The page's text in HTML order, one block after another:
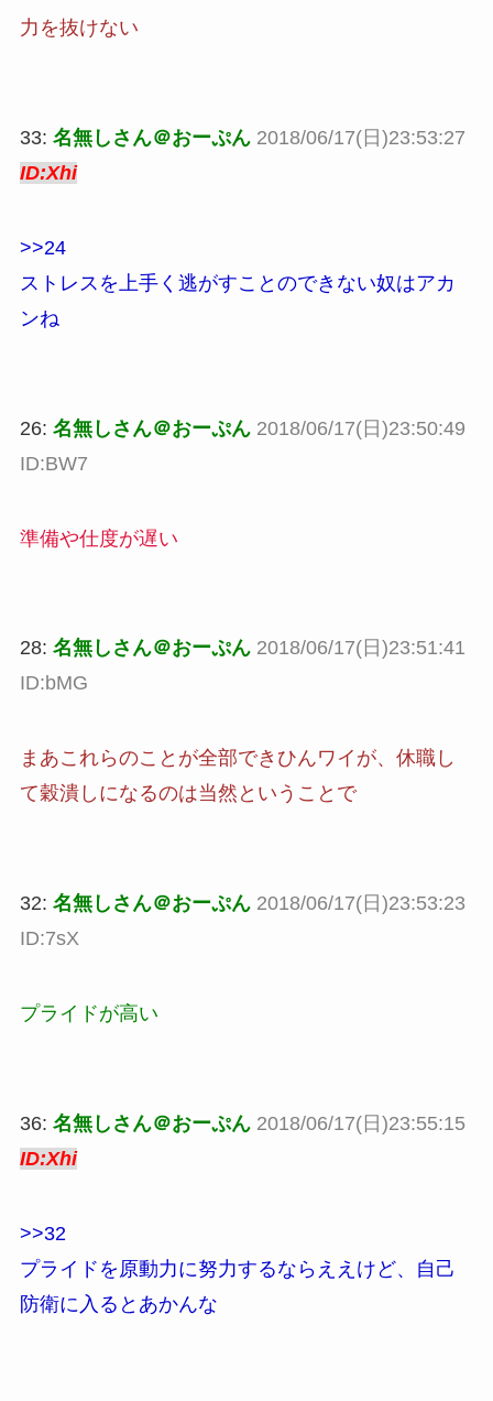
力を抜けない
33: 名無しさん＠おーぷん 2018/06/17(日)23:53:27
ID:Xhi
>>24
ストレスを上手く逃がすことのできない奴はアカ
ンね
26: 名無しさん＠おーぷん 2018/06/17(日)23:50:49
ID:BW7
準備や仕度が遅い
28: 名無しさん＠おーぷん 2018/06/17(日)23:51:41
ID:bMG
まあこれらのことが全部できひんワイが、休職し
て穀潰しになるのは当然ということで
32: 名無しさん＠おーぷん 2018/06/17(日)23:53:23
ID:7sX
プライドが高い
36: 名無しさん＠おーぷん 2018/06/17(日)23:55:15
ID:Xhi
>>32
プライドを原動力に努力するならええけど、自己
防衛に入るとあかんな